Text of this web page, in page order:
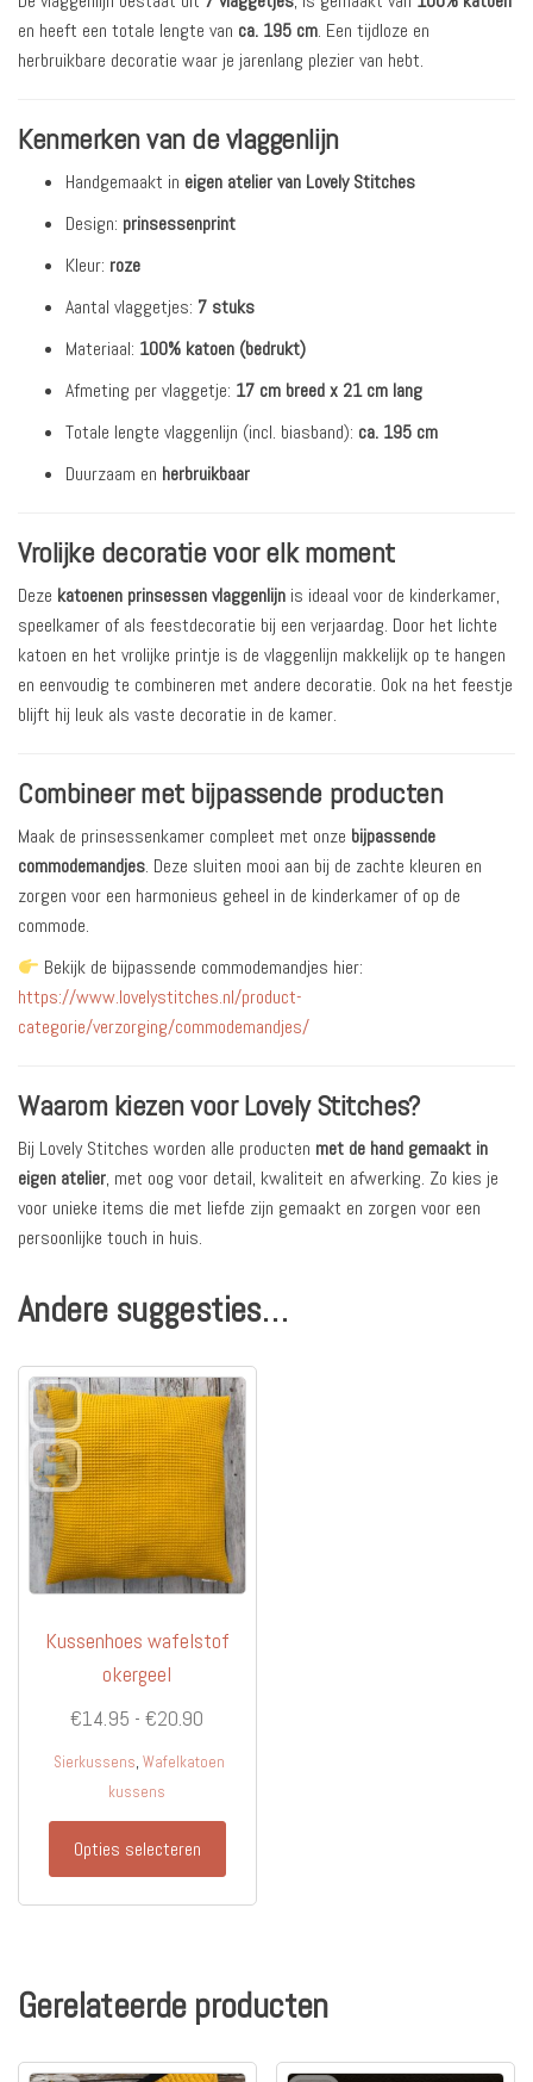
en heeft een totale lengte van ca. 195 cm. Een tijdloze en
herbruikbare decoratie waar je jarenlang plezier van hebt.
Kenmerken van de vlaggenlijn
Handgemaakt in eigen atelier van Lovely Stitches
Design: prinsessenprint
Kleur: roze
Aantal vlaggetjes: 7 stuks
Materiaal: 100% katoen (bedrukt)
Afmeting per vlaggetje: 17 cm breed x 21 cm lang
Totale lengte vlaggenlijn (incl. biasband): ca. 195 cm
Duurzaam en herbruikbaar
Vrolijke decoratie voor elk moment
Deze katoenen prinsessen vlaggenlijn is ideaal voor de kinderkamer,
speelkamer of als feestdecoratie bij een verjaardag. Door het lichte
katoen en het vrolijke printje is de vlaggenlijn makkelijk op te hangen
en eenvoudig te combineren met andere decoratie. Ook na het feestje
blijft hij leuk als vaste decoratie in de kamer.
Combineer met bijpassende producten
Maak de prinsessenkamer compleet met onze bijpassende
commodemandjes. Deze sluiten mooi aan bij de zachte kleuren en
zorgen voor een harmonieus geheel in de kinderkamer of op de
commode.
Bekijk de bijpassende commodemandjes hier:
https://www.lovelystitches.nl/product-
categorie/verzorging/commodemandjes/
Waarom kiezen voor Lovely Stitches?
Bij Lovely Stitches worden alle producten met de hand gemaakt in
eigen atelier, met oog voor detail, kwaliteit en afwerking. Zo kies je
voor unieke items die met liefde zijn gemaakt en zorgen voor een
persoonlijke touch in huis.
Andere suggesties…
Kussenhoes wafelstof
okergeel
€14.95 - €20.90
€20.90
Sierkussens, Wafelkatoen
kussens
Opties selecteren
Dit
optie
gekozen
Gerelateerde producten